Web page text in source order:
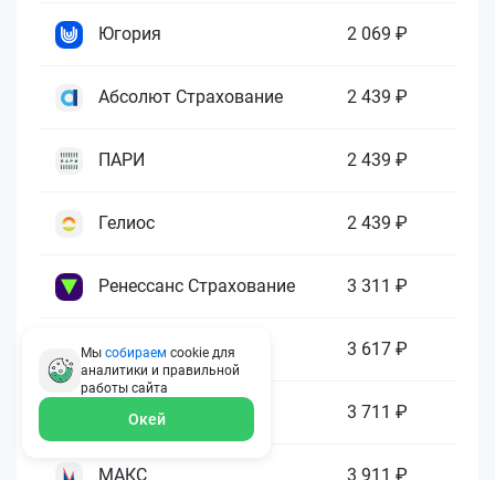
Югория 2 069 ₽
Абсолют Страхование 2 439 ₽
ПАРИ 2 439 ₽
Гелиос 2 439 ₽
Ренессанс Страхование 3 311 ₽
Зетта Страхование 3 617 ₽
ГАЙДЕ 3 711 ₽
МАКС 3 911 ₽
Мы собираем cookie для
аналитики и правильной
работы сайта
Окей